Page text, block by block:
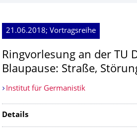
21.06.2018; Vortragsreihe
Ringvorlesung an der TU
Blaupause: Straße,
Institut für Germanistik
Details